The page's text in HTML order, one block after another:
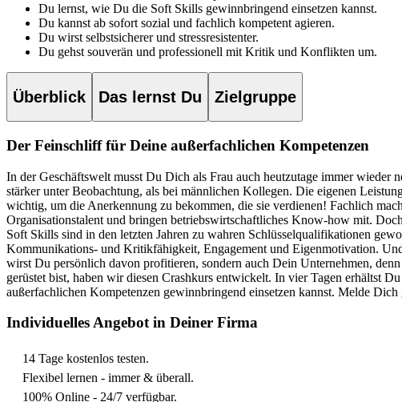
Du lernst, wie Du die Soft Skills gewinnbringend einsetzen kannst.
Du kannst ab sofort sozial und fachlich kompetent agieren.
Du wirst selbstsicherer und stressresistenter.
Du gehst souverän und professionell mit Kritik und Konflikten um.
Überblick Das lernst Du Zielgruppe
Der Feinschliff für Deine außerfachlichen Kompetenzen
In der Geschäftswelt musst Du Dich als Frau auch heutzutage immer
stärker unter Beobachtung, als bei männlichen Kollegen. Die eigenen
wichtig, um die Anerkennung zu bekommen, die sie verdienen! Fachlich
Organisationstalent und bringen betriebswirtschaftliches Know-how mit.
Soft Skills sind in den letzten Jahren zu wahren Schlüsselqualifikationen
Kommunikations- und Kritikfähigkeit, Engagement und Eigenmotivation.
wirst Du persönlich davon profitieren, sondern auch Dein Unternehmen,
gerüstet bist, haben wir diesen Crashkurs entwickelt. In vier Tagen erhältst
außerfachlichen Kompetenzen gewinnbringend einsetzen kannst. Melde Dich
Individuelles Angebot in Deiner Firma
14 Tage kostenlos testen.
Flexibel lernen - immer & überall.
100% Online - 24/7 verfügbar.